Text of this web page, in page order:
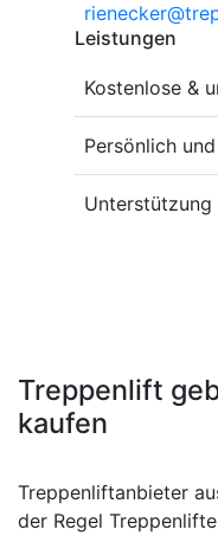
Leistungen
Kostenlose &
Persönlich
Unterstützung
Treppenlift
kaufen
Treppenliftanbieter
der Regel